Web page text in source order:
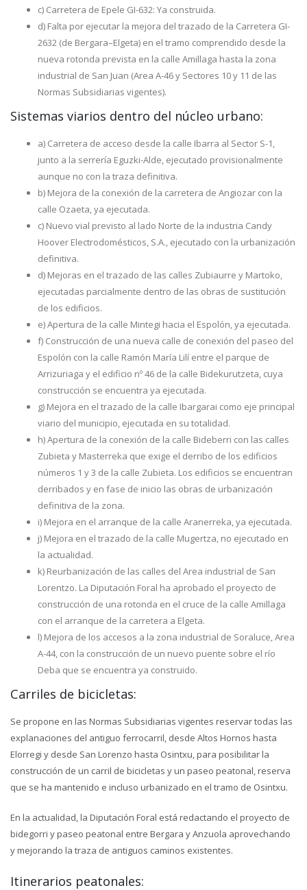
c) Carretera de Epele GI-632: Ya construida.
d) Falta por ejecutar la mejora del trazado de la Carretera GI-
2632 (de Bergara–Elgeta) en el tramo comprendido desde la
nueva rotonda prevista en la calle Amillaga hasta la zona
industrial de San Juan (Area A-46 y Sectores 10 y 11 de las
Normas Subsidiarias vigentes).
Sistemas viarios dentro del núcleo urbano:
a) Carretera de acceso desde la calle Ibarra al Sector S-1,
junto a la serrería Eguzki-Alde, ejecutado provisionalmente
aunque no con la traza definitiva.
b) Mejora de la conexión de la carretera de Angiozar con la
calle Ozaeta, ya ejecutada.
c) Nuevo vial previsto al lado Norte de la industria Candy
Hoover Electrodomésticos, S.A., ejecutado con la urbanización
definitiva.
d) Mejoras en el trazado de las calles Zubiaurre y Martoko,
ejecutadas parcialmente dentro de las obras de sustitución
de los edificios.
e) Apertura de la calle Mintegi hacia el Espolón, ya ejecutada.
f) Construcción de una nueva calle de conexión del paseo del
Espolón con la calle Ramón María Lilí entre el parque de
Arrizuriaga y el edificio nº 46 de la calle Bidekurutzeta, cuya
construcción se encuentra ya ejecutada.
g) Mejora en el trazado de la calle Ibargarai como eje principal
viario del municipio, ejecutada en su totalidad.
h) Apertura de la conexión de la calle Bideberri con las calles
Zubieta y Masterreka que exige el derribo de los edificios
números 1 y 3 de la calle Zubieta. Los edificios se encuentran
derribados y en fase de inicio las obras de urbanización
definitiva de la zona.
i) Mejora en el arranque de la calle Aranerreka, ya ejecutada.
j) Mejora en el trazado de la calle Mugertza, no ejecutado en
la actualidad.
k) Reurbanización de las calles del Area industrial de San
Lorentzo. La Diputación Foral ha aprobado el proyecto de
construcción de una rotonda en el cruce de la calle Amillaga
con el arranque de la carretera a Elgeta.
l) Mejora de los accesos a la zona industrial de Soraluce, Area
A-44, con la construcción de un nuevo puente sobre el río
Deba que se encuentra ya construido.
Carriles de bicicletas:
Se propone en las Normas Subsidiarias vigentes reservar todas las
explanaciones del antiguo ferrocarril, desde Altos Hornos hasta
Elorregi y desde San Lorenzo hasta Osintxu, para posibilitar la
construcción de un carril de bicicletas y un paseo peatonal, reserva
que se ha mantenido e incluso urbanizado en el tramo de Osintxu.
En la actualidad, la Diputación Foral está redactando el proyecto de
bidegorri y paseo peatonal entre Bergara y Anzuola aprovechando
y mejorando la traza de antiguos caminos existentes.
Itinerarios peatonales: